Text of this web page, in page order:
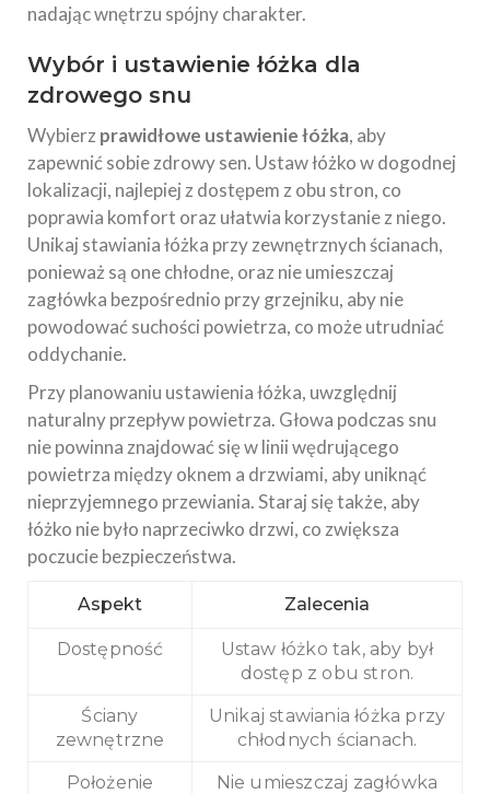
nadając wnętrzu spójny charakter.
Wybór i ustawienie łóżka dla
zdrowego snu
Wybierz prawidłowe ustawienie łóżka, aby
zapewnić sobie zdrowy sen. Ustaw łóżko w dogodnej
lokalizacji, najlepiej z dostępem z obu stron, co
poprawia komfort oraz ułatwia korzystanie z niego.
Unikaj stawiania łóżka przy zewnętrznych ścianach,
ponieważ są one chłodne, oraz nie umieszczaj
zagłówka bezpośrednio przy grzejniku, aby nie
powodować suchości powietrza, co może utrudniać
oddychanie.
Przy planowaniu ustawienia łóżka, uwzględnij
naturalny przepływ powietrza. Głowa podczas snu
nie powinna znajdować się w linii wędrującego
powietrza między oknem a drzwiami, aby uniknąć
nieprzyjemnego przewiania. Staraj się także, aby
łóżko nie było naprzeciwko drzwi, co zwiększa
poczucie bezpieczeństwa.
Aspekt Zalecenia
Dostępność
Ustaw łóżko tak, aby był
dostęp z obu stron.
Ściany
zewnętrzne
Unikaj stawiania łóżka przy
chłodnych ścianach.
Położenie Nie umieszczaj zagłówka